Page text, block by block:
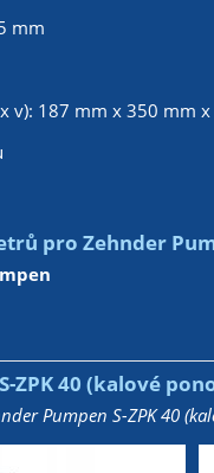
mm
v): 187 mm x 350 mm
pro Zehnder
ZPK 40 (kalové
Pumpen S-ZPK 40